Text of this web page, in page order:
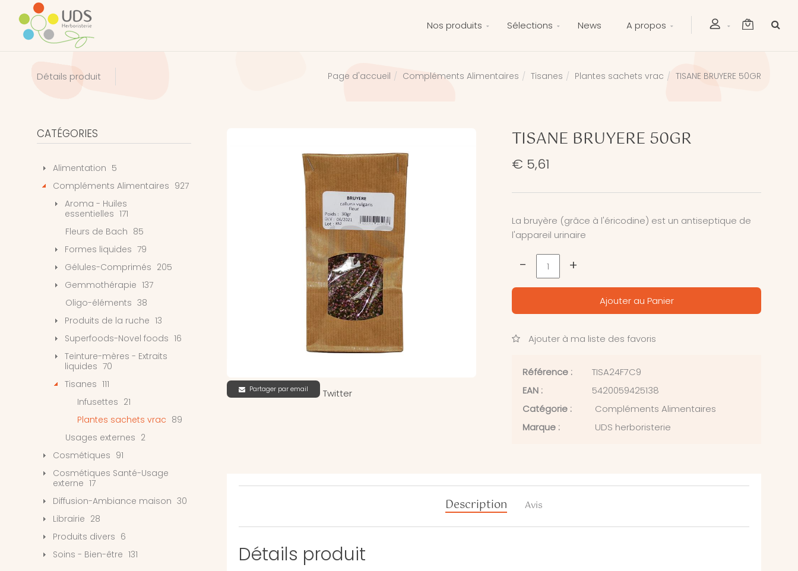
Nos produits Sélections News A propos
Détails produit Page d'accueil Compléments Alimentaires Tisanes Plantes sachets vrac TISANE BRUYERE 50GR
Partager par email Twitter
TISANE BRUYERE 50GR
€ 5,61
La bruyère (grâce à l'éricodine) est un antiseptique de
l'appareil urinaire
- +
Ajouter au Panier
Ajouter à ma liste des favoris
Référence :
TISA24F7C9
EAN :
5420059425138
Catégorie :
Compléments Alimentaires
Marque :
UDS herboristerie
Description Avis
Détails produit
CATÉGORIES
Alimentation 5
Compléments Alimentaires 927
Aroma - Huiles
essentielles 171
Fleurs de Bach 85
Formes liquides 79
Gélules-Comprimés 205
Gemmothérapie 137
Oligo-éléments 38
Produits de la ruche 13
Superfoods-Novel foods 16
Teinture-mères - Extraits
liquides 70
Tisanes 111
Infusettes 21
Plantes sachets vrac 89
Usages externes 2
Cosmétiques 91
Cosmétiques Santé-Usage
externe 17
Diffusion-Ambiance maison 30
Librairie 28
Produits divers 6
Soins - Bien-être 131